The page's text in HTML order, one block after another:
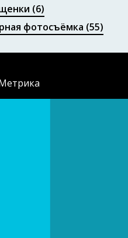
(6)
фотосъёмка (55)